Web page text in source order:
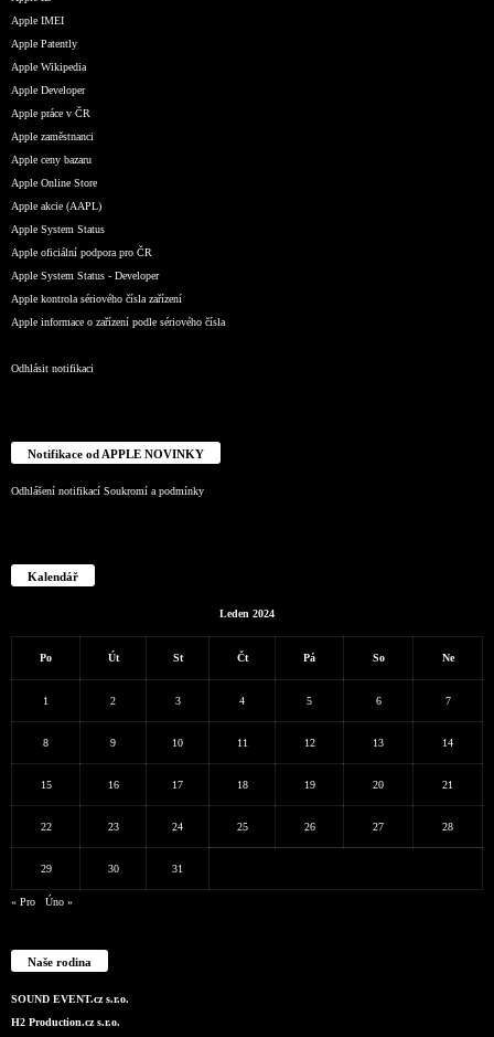
Apple IMEI
Apple Patently
Apple Wikipedia
Apple Developer
Apple práce v ČR
Apple zaměstnanci
Apple ceny bazaru
Apple Online Store
Apple akcie (AAPL)
Apple System Status
Apple oficiální podpora pro ČR
Apple System Status - Developer
Apple kontrola sériového čísla zařízení
Apple informace o zařízení podle sériového čísla
Odhlásit notifikaci
Notifikace od APPLE NOVINKY
Odhlášení notifikací Soukromí a podmínky
Kalendář
Leden 2024
Po Út St Čt Pá So Ne
1 2 3 4 5 6 7
8 9 10 11 12 13 14
15 16 17 18 19 20 21
22 23 24 25 26 27 28
29 30 31
« Pro Úno »
Naše rodina
SOUND EVENT.cz s.r.o.
H2 Production.cz s.r.o.